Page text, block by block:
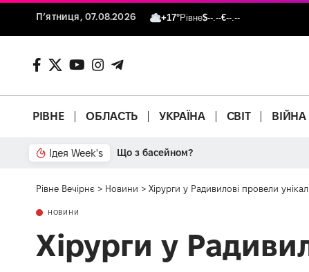
П’ятниця, 07.08.2026 +17°Рівне$--.--€--.--
РІВНЕ ОБЛАСТЬ УКРАЇНА СВІТ ВІЙНА
Ідея Week's Що з басейном?
Рівне Вечірнє > Новини > Хірурги у Радивилові провели
НОВИНИ
Хірурги у